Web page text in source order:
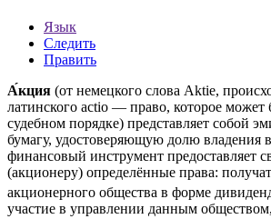
Язык
Следить
Править
А́кция (от немецкого слова Aktie,
латинского actio — право, которое
судебном порядке) представляет собой
бумагу, удостоверяющую долю владения
финансовый инструмент предоставляет
(акционеру) определённые права:
акционерного общества в форме
участие в управлении данным